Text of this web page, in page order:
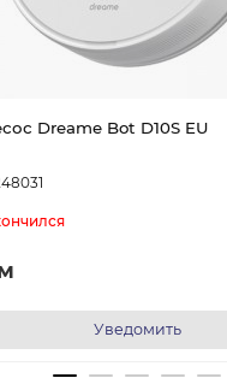
Dreame Bot D10S EU
Уведомить